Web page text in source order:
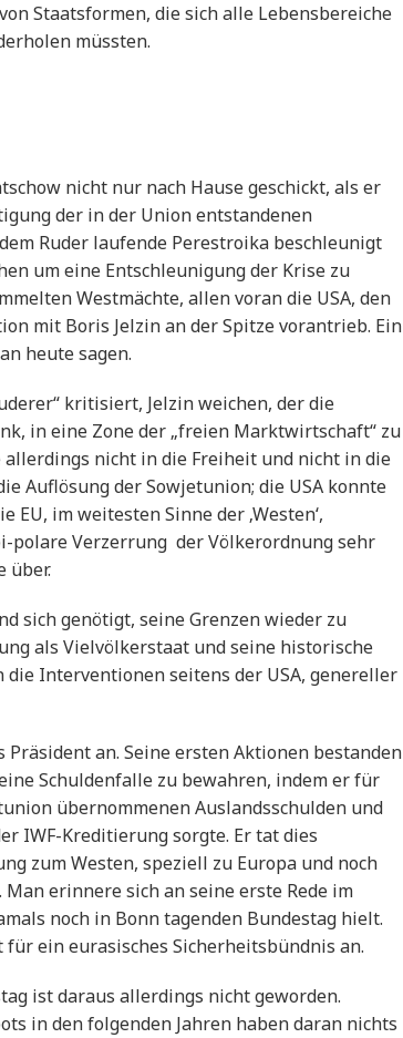
Staatsformen, die sich alle Lebensbereiche
müssten.
nicht nur nach Hause geschickt, als er
der in der Union entstandenen
Ruder laufende Perestroika beschleunigt
um eine Entschleunigung der Krise zu
Westmächte, allen voran die USA, den
mit Boris Jelzin an der Spitze vorantrieb. Ein
heute sagen.
kritisiert, Jelzin weichen, der die
in eine Zone der „freien Marktwirtschaft“ zu
nicht in die Freiheit und nicht in die
Auflösung der Sowjetunion; die USA konnte
EU, im weitesten Sinne der ‚Westen‘,
polare Verzerrung der Völkerordnung sehr
über.
sich genötigt, seine Grenzen wieder zu
als Vielvölkerstaat und seine historische
Interventionen seitens der USA, genereller
an. Seine ersten Aktionen bestanden
Schuldenfalle zu bewahren, indem er für
übernommenen Auslandsschulden und
IWF-Kreditierung sorgte. Er tat dies
zum Westen, speziell zu Europa und noch
erinnere sich an seine erste Rede im
noch in Bonn tagenden Bundestag hielt.
ein eurasisches Sicherheitsbündnis an.
ist daraus allerdings nicht geworden.
in den folgenden Jahren haben daran nichts